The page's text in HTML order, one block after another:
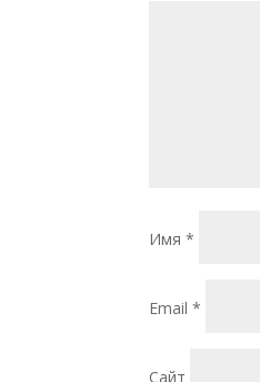
Имя*
Email*
Сайт